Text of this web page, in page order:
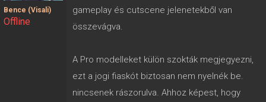
Bence (Visali)
Offline
gameplay és cutscene jelenetekből van
összevágva.
A Pro modelleket külön szokták megjegyezni,
ezt a jogi fiaskót biztosan nem nyelnék be.
nincsenek rászorulva. Ahhoz képest, hogy